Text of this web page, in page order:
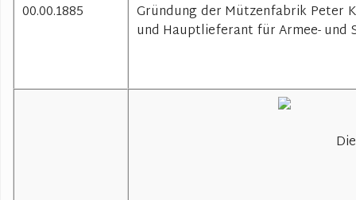
00.00.1885
Gründung der Mützenfabrik Peter
und Hauptlieferant für Armee- und